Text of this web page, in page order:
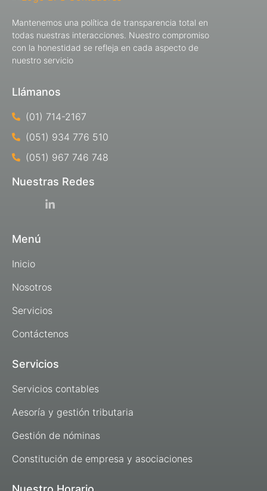
Mantenemos una política de transparencia total en
todas nuestras interacciones. Nuestro compromiso
con la honestidad se refleja en cada aspecto de
nuestro servicio
Llámanos
(01) 714-2167
(051) 934 776 510
(051) 967 746 748
Nuestras Redes
Menú
Inicio
Nosotros
Servicios
Contáctenos
Servicios
Servicios contables
Aesoría y gestión tributaria
Gestión de nóminas
Constitución de empresa y asociaciones